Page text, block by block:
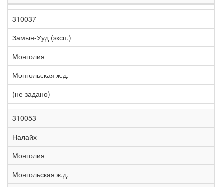
310037
Замын-Ууд (эксп.)
Монголия
Монгольская ж.д.
(не задано)
310053
Налайх
Монголия
Монгольская ж.д.